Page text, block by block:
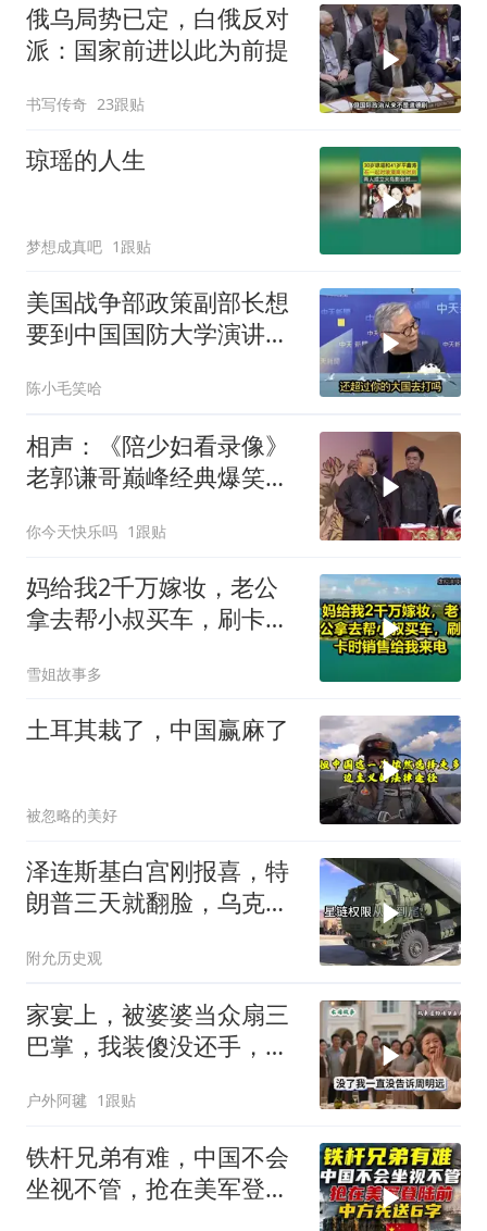
俄乌局势已定，白俄反对
派：国家前进以此为前提
书写传奇 23跟贴
琼瑶的人生
梦想成真吧 1跟贴
美国战争部政策副部长想
要到中国国防大学演讲？
陈小毛笑哈
相声：《陪少妇看录像》
老郭谦哥巅峰经典爆笑相
你今天快乐吗 1跟贴
妈给我2千万嫁妆，老公
拿去帮小叔买车，刷卡时
雪姐故事多
土耳其栽了，中国赢麻了
被忽略的美好
泽连斯基白宫刚报喜，特
朗普三天就翻脸，乌克兰
附允历史观
家宴上，被婆婆当众扇三
巴掌，我装傻没还手，悄
夫全家10人被新户主请出
家门
户外阿毽 1跟贴
铁杆兄弟有难，中国不会
坐视不管，抢在美军登陆